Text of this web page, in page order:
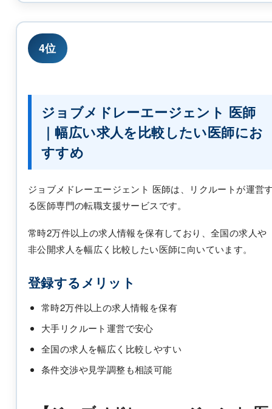
4位
ジョブメドレーエージェント 医師
｜幅広い求人を比較したい医師にお
すすめ
ジョブメドレーエージェント 医師は、リクルートが運営
る医師専門の転職支援サービスです。
常時2万件以上の求人情報を保有しており、全国の求人や
非公開求人を幅広く比較したい医師に向いています。
登録するメリット
常時2万件以上の求人情報を保有
大手リクルート運営で安心
全国の求人を幅広く比較しやすい
条件交渉や見学調整も相談可能